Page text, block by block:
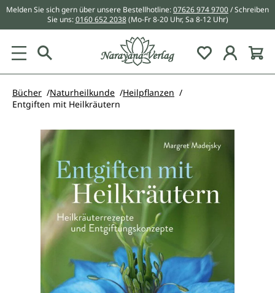
springen
Melden Sie sich gern über unsere Bestellhotline:07626 974 9700/ Schreiben
Sie uns:0160 652 2038 (Mo-Fr 8-20 Uhr, Sa 8-12 Uhr)
Du hast 0
Bücher Naturheilkunde
Heilpflanzen
Entgiften mit Heilkräutern
Bildergalerie überspringen